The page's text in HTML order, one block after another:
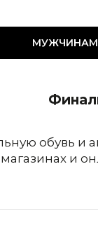
МУЖЧИНАМ
обувь и
магазинах и